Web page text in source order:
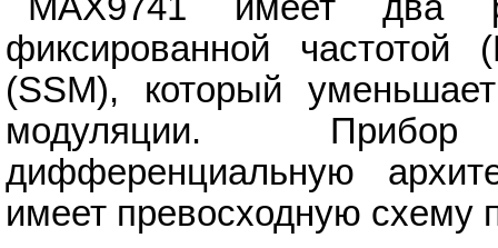
фиксированной
(SSM), который
модуляции.
дифференциальную
имеет превосходную схему